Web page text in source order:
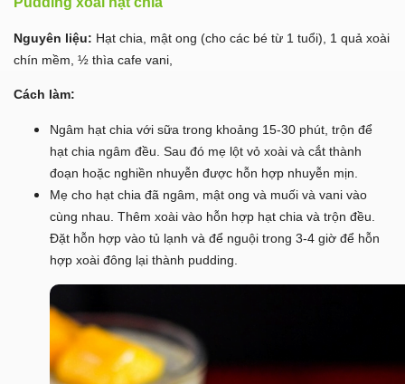
Nguyên liệu: Hạt chia, mật ong (cho các bé từ 1 tuổi), 1 quả xoài
chín mềm, ½ thìa cafe vani,
Cách làm:
Ngâm hạt chia với sữa trong khoảng 15-30 phút, trộn để
hạt chia ngâm đều. Sau đó mẹ lột vỏ xoài và cắt thành
đoạn hoặc nghiền nhuyễn được hỗn hợp nhuyễn mịn.
Mẹ cho hạt chia đã ngâm, mật ong và muối và vani vào
cùng nhau. Thêm xoài vào hỗn hợp hạt chia và trộn đều.
Đặt hỗn hợp vào tủ lạnh và để nguội trong 3-4 giờ để hỗn
hợp xoài đông lại thành pudding.